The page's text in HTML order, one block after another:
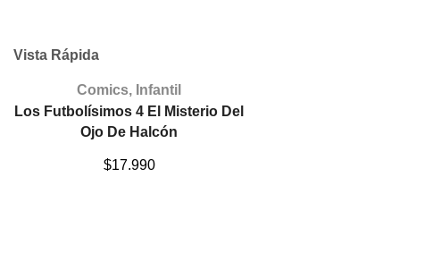
Vista Rápida
Comics, Infantil
Los Futbolísimos 4 El Misterio Del
Ojo De Halcón
$17.990